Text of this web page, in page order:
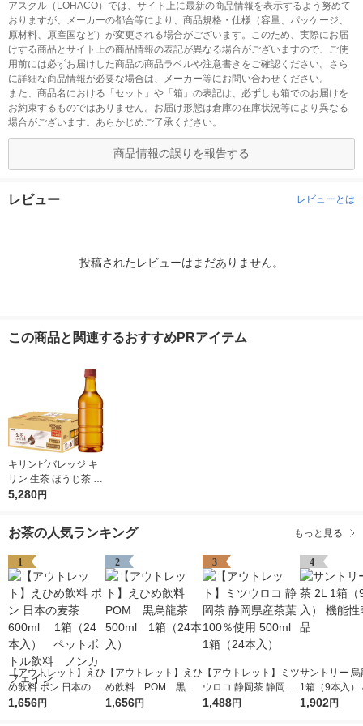
アスクル（LOHACO）では、サイト上に最新の商品情報を表示するよう努めて
おりますが、メーカーの都合等により、商品規格・仕様（容量、パッケージ、
原材料、原産国など）が変更される場合がございます。このため、実際にお届
けする商品とサイト上の商品情報の表記が異なる場合がございますので、ご使
用前には必ずお届けした商品の商品ラベルや注意書きをご確認ください。さら
に詳細な商品情報が必要な場合は、メーカー等にお問い合わせください。
また、商品名における「セット」や「箱」の表記は、必ずしも箱でのお届けを
お約束するものではありません。お届け形態は倉庫の在庫状況等により異なる
場合がございます。あらかじめご了承ください。
商品情報の誤りを報告する
レビュー レビューとは
投稿されたレビューはまだありません。
この商品と関連するおすすめPRアイテム
キリンビバレッジ キ
リン 生茶 ほうじ茶 ラ
ベルレス 525ml 1セッ
5,280円
お茶の人気ランキング もっと見る
1
【アウトレット】えひ
め飲料 ポン 日本の麦
茶 600ml 1箱（2
1,656円
2
【アウトレット】えひ
め飲料 POM 黒烏
龍茶 500ml 1箱（2
1,656円
3
【アウトレット】ミツ
ウロコ 静岡茶 静岡県
産茶葉100％使用 500
1,488円
4
サントリー
1箱（9本入）
表示食品
1,902円